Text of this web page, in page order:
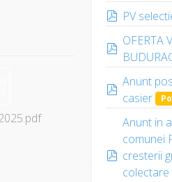
pdf
PV
pdf
OFERTA
pdf
Anunt
casier
pdf
Anunt in
comunei
cresterii